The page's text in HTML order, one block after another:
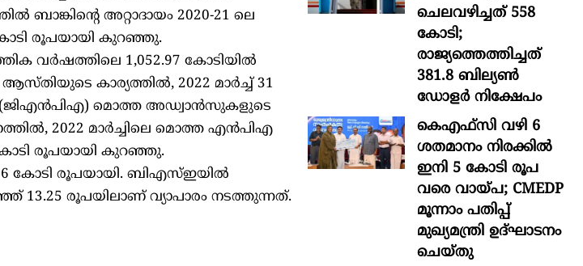
ബാങ്കിന്റെ അറ്റാദായം 2020-21 ലെ
കോടി രൂപയായി കുറഞ്ഞു.
വർഷത്തിലെ 1,052.97 കോടിയിൽ
ആസ്തിയുടെ കാര്യത്തിൽ, 2022 മാർച്ച് 31
(ജിഎൻപിഎ) മൊത്ത അഡ്വാൻസുകളുടെ
2022 മാർച്ചിലെ മൊത്ത എൻപിഎ
കോടി രൂപയായി കുറഞ്ഞു.
കോടി രൂപയായി. ബിഎസ്ഇയിൽ
13.25 രൂപയിലാണ് വ്യാപാരം നടത്തുന്നത്.
ചെലവഴിച്ചത് 558
കോടി;
രാജ്യത്തെത്തിച്ചത്
381.8 ബില്യൺ
ഡോളർ നിക്ഷേപം
കെഎഫ്സി വഴി 6
ശതമാനം നിരക്കിൽ
ഇനി 5 കോടി രൂപ
വരെ വായ്പ; CMEDP
മൂന്നാം പതിപ്പ്
മുഖ്യമന്ത്രി ഉദ്ഘാടനം
ചെയ്തു